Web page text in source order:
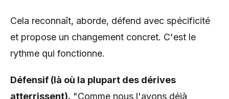
Cela reconnaît, aborde, défend avec spécificité
et propose un changement concret. C'est le
rythme qui fonctionne.
Défensif (là où la plupart des dérives
atterrissent). "Comme nous l'avons déjà